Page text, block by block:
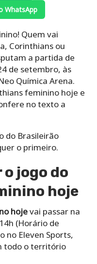
WhatsApp
Quem vai
Corinthians ou
a partida de
de setembro, às
Química Arena.
feminino hoje e
no texto a
do Brasileirão
o primeiro.
o jogo do
hoje
hojevai passar na
(Horário de
no Eleven Sports,
todo o território